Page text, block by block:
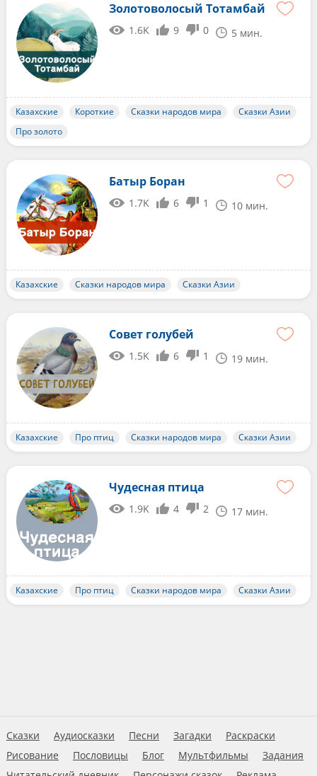
Золотоволосый Тотамбай
1.6K 9 0 5 мин.
Казахские Короткие Сказки народов мира
Сказки Азии
Про золото
Батыр Боран
1.7K 6 1 10 мин.
Казахские Сказки народов мира Сказки Азии
Совет голубей
1.5K 6 1 19 мин.
Казахские Про птиц Сказки народов мира Сказки Азии
Чудесная птица
1.9K 4 2 17 мин.
Казахские Про птиц Сказки народов мира Сказки Азии
Сказки Аудиосказки Песни Загадки
Раскраски
Рисование
Пословицы Блог Мультфильмы
Задания